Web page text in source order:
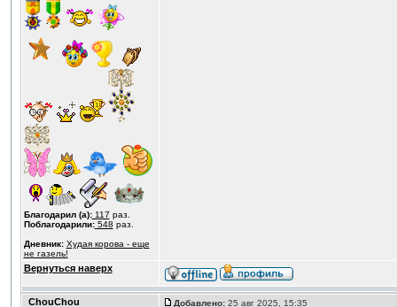
Благодарил (а):117 раз.
Поблагодарили:548 раз.
Дневник: Худая корова - еще
не газель!
Вернуться наверх
ChouChou Добавлено:25 авг 2025, 15:35